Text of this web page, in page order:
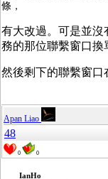
條，
有大改過。可是並沒
務的那位聯繫窗口換
然後剩下的聯繫窗口
Apan Liao
48
0 0
IanHo